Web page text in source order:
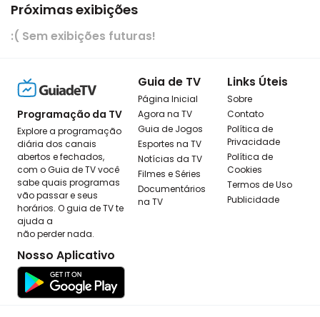
Próximas exibições
:( Sem exibições futuras!
Programação da TV
Explore a programação
diária dos canais
abertos e fechados,
com o Guia de TV você
sabe quais programas
vão passar e seus
horários. O guia de TV te
ajuda a
não perder nada.
Nosso Aplicativo
Guia de TV
Página Inicial
Agora na TV
Guia de Jogos
Esportes na TV
Notícias da TV
Filmes e Séries
Documentários
na TV
Links Úteis
Sobre
Contato
Política de
Privacidade
Política de
Cookies
Termos de Uso
Publicidade